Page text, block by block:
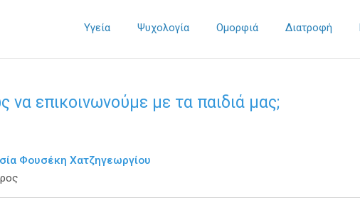
Υγεία Ψυχολογία Ομορφιά Διατροφή
να επικοινωνούμε με τα παιδιά μας;
Φουσέκη Χατζηγεωργίου